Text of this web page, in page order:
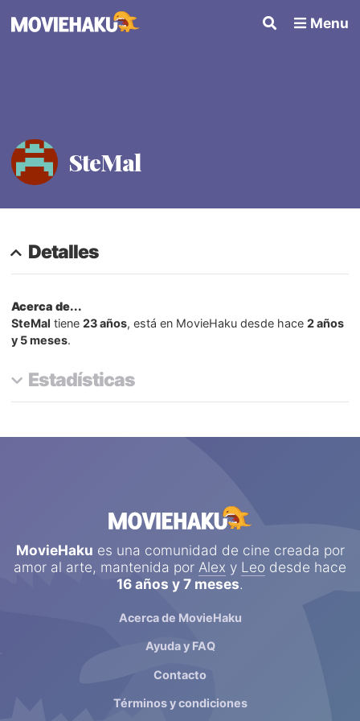
Menu
SteMal
Detalles
Acerca de...
SteMal tiene23 años, está en MovieHaku desde hace2 años
y 5 meses.
Estadísticas
MovieHaku es una comunidad de cine creada por
amor al arte, mantenida por Alex y Leo desde hace
16 años y 7 meses.
Acerca de MovieHaku
Ayuda y FAQ
Contacto
Términos y condiciones